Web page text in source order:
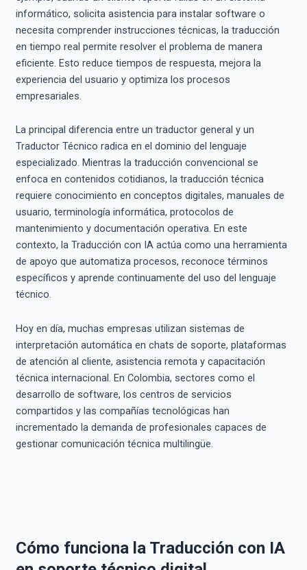
informático, solicita asistencia para instalar software o
necesita comprender instrucciones técnicas, la traducción
en tiempo real permite resolver el problema de manera
eficiente. Esto reduce tiempos de respuesta, mejora la
experiencia del usuario y optimiza los procesos
empresariales.
La principal diferencia entre un traductor general y un
Traductor Técnico radica en el dominio del lenguaje
especializado. Mientras la traducción convencional se
enfoca en contenidos cotidianos, la traducción técnica
requiere conocimiento en conceptos digitales, manuales de
usuario, terminología informática, protocolos de
mantenimiento y documentación operativa. En este
contexto, la Traducción con IA actúa como una herramienta
de apoyo que automatiza procesos, reconoce términos
específicos y aprende continuamente del uso del lenguaje
técnico.
Hoy en día, muchas empresas utilizan sistemas de
interpretación automática en chats de soporte, plataformas
de atención al cliente, asistencia remota y capacitación
técnica internacional. En Colombia, sectores como el
desarrollo de software, los centros de servicios
compartidos y las compañías tecnológicas han
incrementado la demanda de profesionales capaces de
gestionar comunicación técnica multilingüe.
Cómo funciona la Traducción con IA